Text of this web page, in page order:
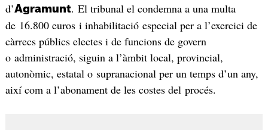
d’Agramunt. El tribunal el condemna a una multa
de 16.800 euros i inhabilitació especial per a l’exercici de
càrrecs públics electes i de funcions de govern
o administració, siguin a l’àmbit local, provincial,
autonòmic, estatal o supranacional per un temps d’un any,
així com a l’abonament de les costes del procés.